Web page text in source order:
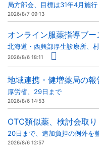
局方部会、目標は31年4月施行
2026/8/7 09:13
オンライン服薬指導ブ
北海道・西興部厚生診療所、
2026/8/6 18:11
地域連携・健増薬局の報
厚労省、29日まで
2026/8/6 14:53
OTC類似薬、検討会取
20日まで、追加負担の例外を
2026/8/6 12:57